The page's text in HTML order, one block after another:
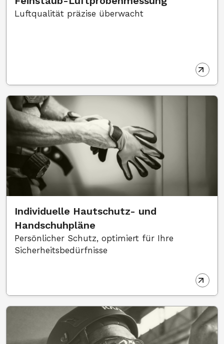
Luftqualität präzise überwacht
Individuelle Hautschutz- und
Handschuhpläne
Persönlicher Schutz, optimiert für Ihre
Sicherheitsbedürfnisse